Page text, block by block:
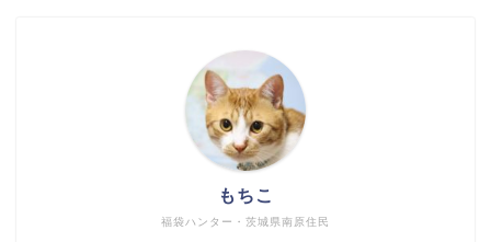
福袋ハンター・茨城県南原住民
もちこ